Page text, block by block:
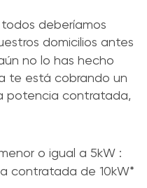
deberíamos
domicilios antes
no lo has hecho
te está cobrando un
potencia contratada,
o igual a 5kW :
contratada de 10kW*